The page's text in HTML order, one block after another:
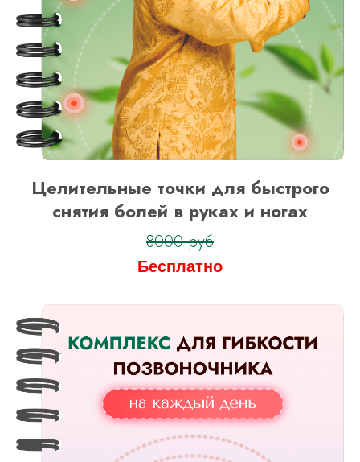
Целительные точки для быстрого
снятия болей в руках и ногах
8000 руб
Бесплатно